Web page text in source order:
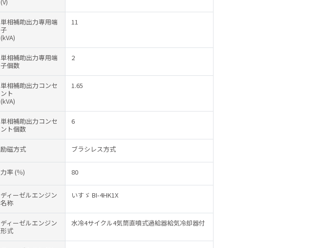
単相補助出力専用端
子
(kVA)
11
単相補助出力専用端
子個数
2
単相補助出力コンセ
ント
(kVA)
1.65
単相補助出力コンセ
ント個数
6
励磁方式 ブラシレス方式
力率(％) 80
ディーゼルエンジン
名称
いすゞ BI-4HK1X
ディーゼルエンジン
形式
水冷4サイクル4気筒直噴式過給器給気冷却器付